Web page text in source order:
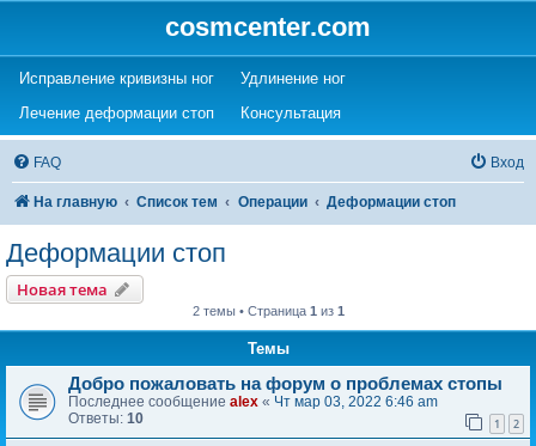
cosmcenter.com
Исправление кривизны ног(Opens a new tab)
Удлинение ног(Opens a new tab)
Лечение деформации стоп(Opens a new tab)
Консультация(Opens a new tab)
FAQ Вход
На главную Список тем Операции Деформации стоп
Деформации стоп
Новая тема
2 темы • Страница 1 из 1
Темы
Добро пожаловать на форум о проблемах стопы
Последнее сообщение alex « Чт мар 03, 2022 6:46 am
Ответы: 10 1 2